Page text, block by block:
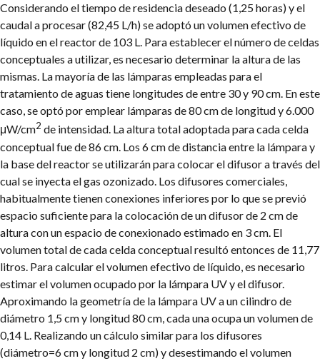
Considerando el tiempo de residencia deseado (1,25 horas) y el
caudal a procesar (82,45 L/h) se adoptó un volumen efectivo de
líquido en el reactor de 103 L. Para establecer el número de celdas
conceptuales a utilizar, es necesario determinar la altura de las
mismas. La mayoría de las lámparas empleadas para el
tratamiento de aguas tiene longitudes de entre 30 y 90 cm. En este
caso, se optó por emplear lámparas de 80 cm de longitud y 6.000
μW/cm2 de intensidad. La altura total adoptada para cada celda
conceptual fue de 86 cm. Los 6 cm de distancia entre la lámpara y
la base del reactor se utilizarán para colocar el difusor a través del
cual se inyecta el gas ozonizado. Los difusores comerciales,
habitualmente tienen conexiones inferiores por lo que se previó
espacio suficiente para la colocación de un difusor de 2 cm de
altura con un espacio de conexionado estimado en 3 cm. El
volumen total de cada celda conceptual resultó entonces de 11,77
litros. Para calcular el volumen efectivo de líquido, es necesario
estimar el volumen ocupado por la lámpara UV y el difusor.
Aproximando la geometría de la lámpara UV a un cilindro de
diámetro 1,5 cm y longitud 80 cm, cada una ocupa un volumen de
0,14 L. Realizando un cálculo similar para los difusores
(diámetro=6 cm y longitud 2 cm) y desestimando el volumen